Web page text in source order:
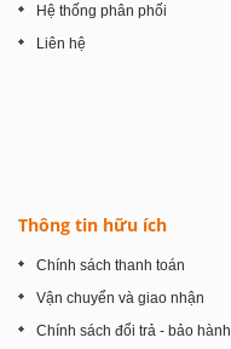
Hệ thống phân phối
Liên hệ
Thông tin hữu ích
Chính sách thanh toán
Vận chuyển và giao nhận
Chính sách đổi trả - bảo hành